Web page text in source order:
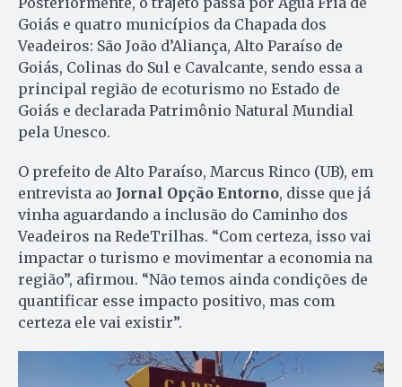
Goiás e quatro municípios da Chapada dos
Veadeiros: São João d’Aliança, Alto Paraíso de
Goiás, Colinas do Sul e Cavalcante, sendo essa a
principal região de ecoturismo no Estado de
Goiás e declarada Patrimônio Natural Mundial
pela Unesco.
O prefeito de Alto Paraíso, Marcus Rinco (UB), em
entrevista ao Jornal Opção Entorno, disse que já
vinha aguardando a inclusão do Caminho dos
Veadeiros na RedeTrilhas. “Com certeza, isso vai
impactar o turismo e movimentar a economia na
região”, afirmou. “Não temos ainda condições de
quantificar esse impacto positivo, mas com
certeza ele vai existir”.